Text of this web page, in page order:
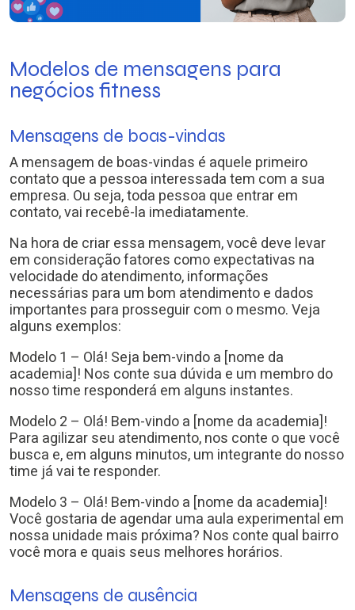
Modelos de mensagens para
negócios fitness
Mensagens de boas-vindas
A mensagem de boas-vindas é aquele primeiro
contato que a pessoa interessada tem com a sua
empresa. Ou seja, toda pessoa que entrar em
contato, vai recebê-la imediatamente.
Na hora de criar essa mensagem, você deve levar
em consideração fatores como expectativas na
velocidade do atendimento, informações
necessárias para um bom atendimento e dados
importantes para prosseguir com o mesmo. Veja
alguns exemplos:
Modelo 1 – Olá! Seja bem-vindo a [nome da
academia]! Nos conte sua dúvida e um membro do
nosso time responderá em alguns instantes.
Modelo 2 – Olá! Bem-vindo a [nome da academia]!
Para agilizar seu atendimento, nos conte o que você
busca e, em alguns minutos, um integrante do nosso
time já vai te responder.
Modelo 3 – Olá! Bem-vindo a [nome da academia]!
Você gostaria de agendar uma aula experimental em
nossa unidade mais próxima? Nos conte qual bairro
você mora e quais seus melhores horários.
Mensagens de ausência